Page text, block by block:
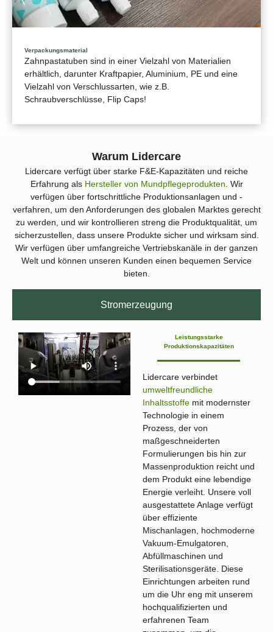
Verpackungsmaterial
Zahnpastatuben sind in einer Vielzahl von Materialien
erhältlich, darunter Kraftpapier, Aluminium, PE und eine
Vielzahl von Verschlussarten, wie z.B.
Schraubverschlüsse, Flip Caps!
Warum Lidercare
Lidercare verfügt über starke F&E-Kapazitäten und reiche
Erfahrung als Hersteller von Mundpflegeprodukten. Wir
verfügen über fortschrittliche Produktionsanlagen und -
verfahren, um den Anforderungen des globalen Marktes gerecht
zu werden, und wir kontrollieren streng die Produktqualität, um
sicherzustellen, dass unsere Produkte sicher und wirksam sind.
Wir verfügen über umfangreiche Vertriebskanäle in der ganzen
Welt und können unseren Kunden einen bequemen Service
bieten.
Stromerzeugung
Leistungsstarke
Produktionskapazitäten
Lidercare verbindet
umweltfreundliche
Inhaltsstoffe mit modernster
Technologie in einem
Prozess, der von
maßgeschneiderten
Formulierungen bis hin zur
Massenproduktion reicht und
dem Produkt eine lebendige
Energie verleiht. Unsere voll
ausgestattete Anlage verfügt
über effiziente
Mischanlagen, hochmoderne
Vakuum-Emulgatoren,
Abfüllmaschinen und
Sterilisationsgeräte. Diese
Einrichtungen arbeiten rund
um die Uhr eng mit unserem
hochqualifizierten und
erfahrenen Team